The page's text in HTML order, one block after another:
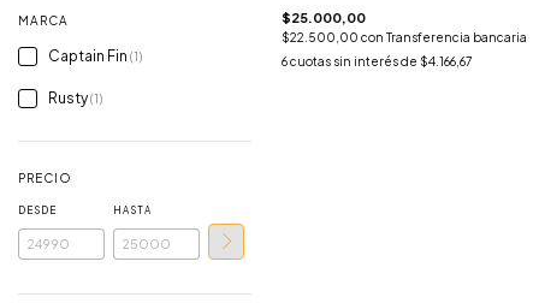
MARCA
Captain Fin (1)
Rusty(1)
PRECIO
DESDE HASTA
$25.000,00
$22.500,00 con Transferencia bancaria
6cuotas sin interés de $4.166,67